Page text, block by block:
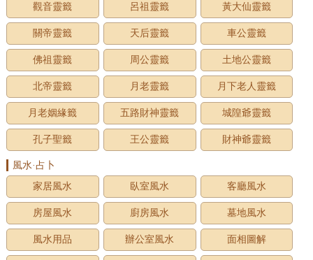
觀音靈籤
呂祖靈籤 黃大仙靈籤
關帝靈籤 天后靈籤 車公靈籤
佛祖靈籤 周公靈籤 土地公靈籤
北帝靈籤 月老靈籤 月下老人靈籤
月老姻緣籤 五路財神靈籤 城隍爺靈籤
孔子聖籤 王公靈籤 財神爺靈籤
風水·占卜
家居風水
臥室風水 客廳風水
房屋風水 廚房風水 墓地風水
風水用品 辦公室風水 面相圖解